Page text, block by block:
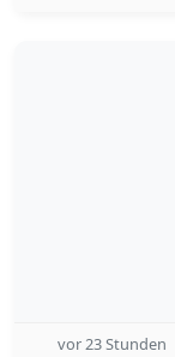
vor 23 Stunden